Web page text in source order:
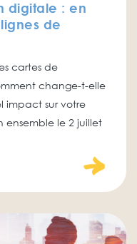
digitale : en
de
cartes de
change-t-elle
impact sur votre
ensemble le 2 juillet